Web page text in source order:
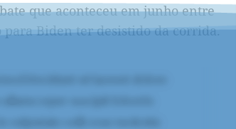
que aconteceu em junho entre
Biden ter desistido da corrida.